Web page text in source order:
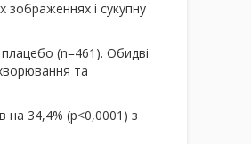
зображеннях і сукупну
(n=461). Обидві
та
на 34,4% (p<0,0001) з